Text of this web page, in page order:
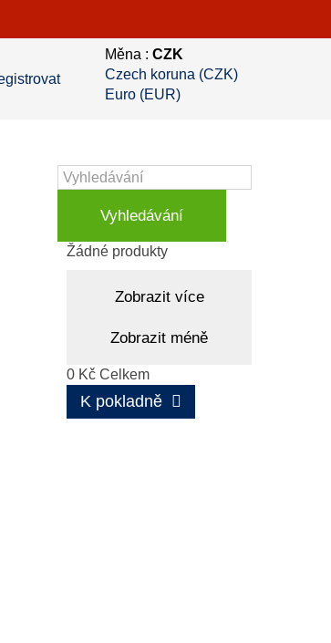
Měna : CZK
Czech koruna (CZK)
Euro (EUR)
Vyhledávání
Košík
(prázdný)
Žádné produkty
Zobrazit více
Zobrazit méně
0 Kč Celkem
K pokladně